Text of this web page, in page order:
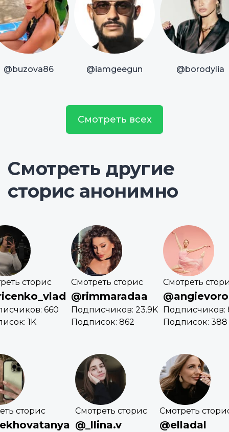
@buzova86 @iamgeegun @borodylia
Смотреть всех
Смотреть другие
сторис анонимно
сторис
660
1K
Смотреть сторис
@rimmaradaa
Подписчиков: 23.9K
Подписок: 862
Смотреть
Подписчиков:
Подписок: 388
сторис Смотреть сторис
@_llina.v
Смотреть
@elladal